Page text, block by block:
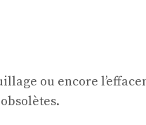
ou encore